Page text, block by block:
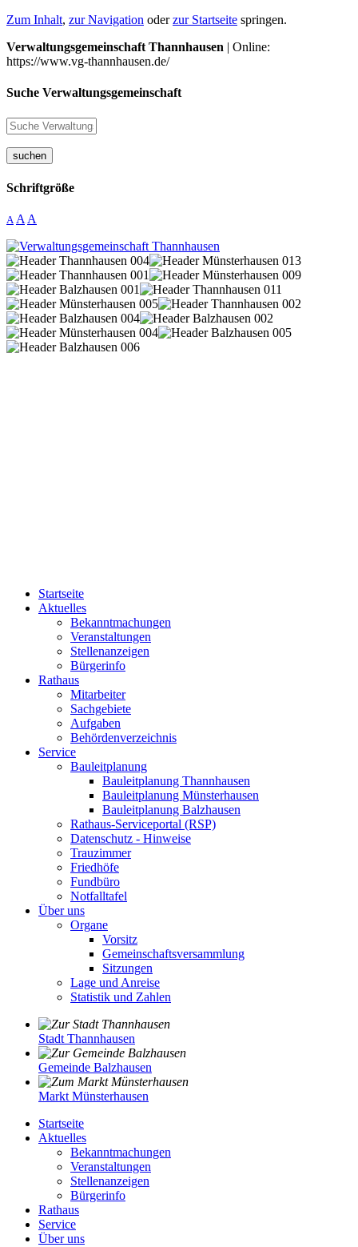
Zum Inhalt, zur Navigation oderzur Startseite springen.
Verwaltungsgemeinschaft Thannhausen | Online:
https://www.vg-thannhausen.de/
Suche Verwaltungsgemeinschaft
suchen
Schriftgröße
A A A
Startseite
Aktuelles
Bekanntmachungen
Veranstaltungen
Stellenanzeigen
Bürgerinfo
Rathaus
Mitarbeiter
Sachgebiete
Aufgaben
Behördenverzeichnis
Service
Bauleitplanung
Bauleitplanung Thannhausen
Bauleitplanung Münsterhausen
Bauleitplanung Balzhausen
Rathaus-Serviceportal (RSP)
Datenschutz - Hinweise
Trauzimmer
Friedhöfe
Fundbüro
Notfalltafel
Über uns
Organe
Vorsitz
Gemeinschaftsversammlung
Sitzungen
Lage und Anreise
Statistik und Zahlen
Stadt Thannhausen
Gemeinde Balzhausen
Markt Münsterhausen
Startseite
Aktuelles
Bekanntmachungen
Veranstaltungen
Stellenanzeigen
Bürgerinfo
Rathaus
Service
Über uns